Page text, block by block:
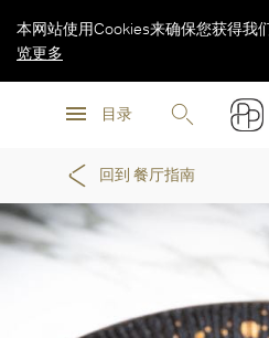
目录
本网站使用Cookies来确保您获得我
览更多
回到 餐厅指南